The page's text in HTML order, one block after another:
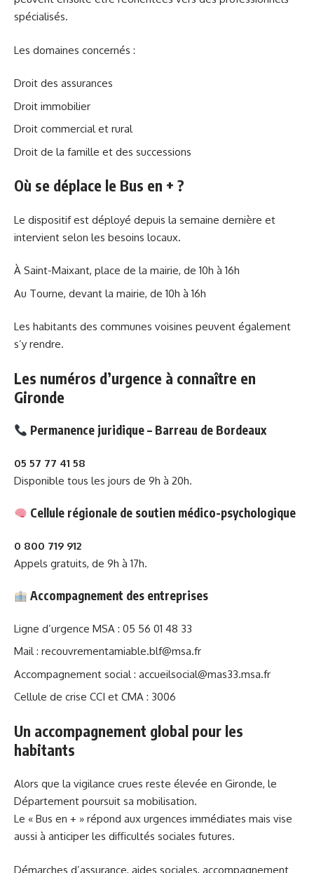
spécialisés.
Les domaines concernés :
Droit des assurances
Droit immobilier
Droit commercial et rural
Droit de la famille et des successions
Où se déplace le Bus en + ?
Le dispositif est déployé depuis la semaine dernière et
intervient selon les besoins locaux.
À Saint-Maixant, place de la mairie, de 10h à 16h
Au Tourne, devant la mairie, de 10h à 16h
Les habitants des communes voisines peuvent également
s’y rendre.
Les numéros d’urgence à connaître en
Gironde
Permanence juridique – Barreau de Bordeaux
05 57 77 41 58
Disponible tous les jours de 9h à 20h.
Cellule régionale de soutien médico-psychologique
0 800 719 912
Appels gratuits, de 9h à 17h.
Accompagnement des entreprises
Ligne d’urgence MSA : 05 56 01 48 33
Mail : recouvrementamiable.blf@msa.fr
Accompagnement social : accueilsocial@mas33.msa.fr
Cellule de crise CCI et CMA : 3006
Un accompagnement global pour les
habitants
Alors que la vigilance crues reste élevée en Gironde, le
Département poursuit sa mobilisation.
Le « Bus en + » répond aux urgences immédiates mais vise
aussi à anticiper les difficultés sociales futures.
Démarches d’assurance, aides sociales, accompagnement